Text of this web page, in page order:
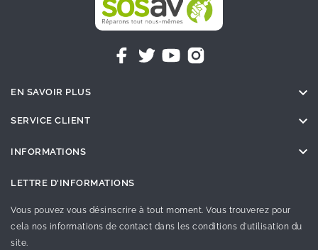
EN SAVOIR PLUS 
SERVICE CLIENT 
INFORMATIONS 
LETTRE D'INFORMATIONS
Vous pouvez vous désinscrire à tout moment. Vous trouverez pour
cela nos informations de contact dans les conditions d'utilisation du
site.